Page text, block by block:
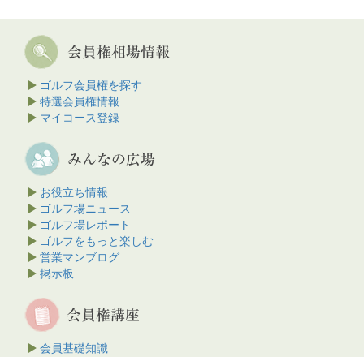
ゴルフ会員権を探す
特選会員権情報
マイコース登録
お役立ち情報
ゴルフ場ニュース
ゴルフ場レポート
ゴルフをもっと楽しむ
営業マンブログ
掲示板
会員基礎知識